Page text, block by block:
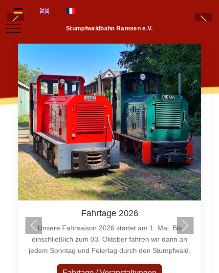
Sprache auswählen
Mobile Menu ToggleStumpfwaldbahn Ramsen e.V.
Fahrtage 2026
Unsere Fahrsaison 2026 startet am 1. Mai. Bis
einschließlich zum 03. Oktober fahren wir dann an
jedem Sonntag und Feiertag durch den Stumpfwald.